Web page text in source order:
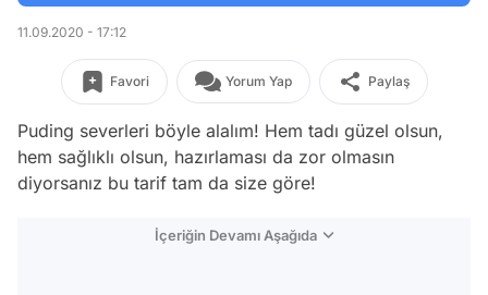
11.09.2020 - 17:12
Favori Yorum Yap Paylaş
Puding severleri böyle alalım! Hem tadı güzel olsun,
hem sağlıklı olsun, hazırlaması da zor olmasın
diyorsanız bu tarif tam da size göre!
İçeriğin Devamı Aşağıda